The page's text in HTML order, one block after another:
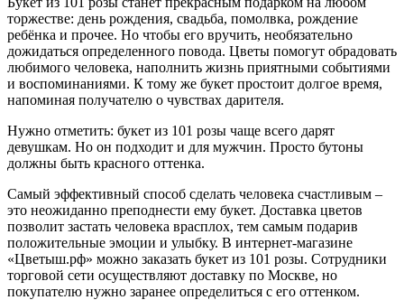
торжестве: день рождения, свадьба, помолвка, рождение
ребёнка и прочее. Но чтобы его вручить, необязательно
дожидаться определенного повода. Цветы помогут обрадовать
любимого человека, наполнить жизнь приятными событиями
и воспоминаниями. К тому же букет простоит долгое время,
напоминая получателю о чувствах дарителя.
Нужно отметить: букет из 101 розы чаще всего дарят
девушкам. Но он подходит и для мужчин. Просто бутоны
должны быть красного оттенка.
Самый эффективный способ сделать человека счастливым –
это неожиданно преподнести ему букет. Доставка цветов
позволит застать человека врасплох, тем самым подарив
положительные эмоции и улыбку. В интернет-магазине
«Цветыш.рф» можно заказать букет из 101 розы. Сотрудники
торговой сети осуществляют доставку по Москве, но
покупателю нужно заранее определиться с его оттенком.